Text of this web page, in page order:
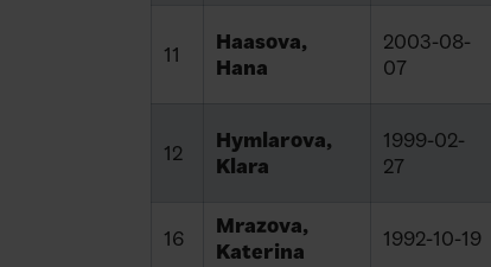
11
Haasova,
Hana
2003-08-
07
12
Hymlarova,
Klara
1999-02-
27
16
Mrazova,
Katerina
1992-10-19